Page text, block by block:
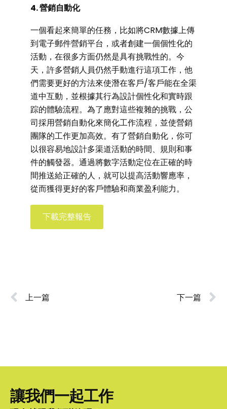
4. 營銷自動化
一個看起來簡單的任務，比如將CRM數據上傳
到電子郵件營銷平台，或者創建一個個性化的
活動，在很多方面仍然是具有挑戰性的。今
天，許多營銷人員仍然手動進行這項工作，他
們需要更好的方法來使潛在客戶/客戶能在全渠
道中互動，並根據其行為設計個性化和實時跟
踪的體驗流程。為了應對這些複雜的挑戰，公
司採用營銷自動化來簡化工作流程，並使營銷
團隊的工作更加高效。有了營銷自動化，你可
以很容易地設計多渠道活動的時間、規則和事
件的觸發器。通過將數字活動定位在正確的時
間推送給正確的人，就可以提高活動響應率，
從而獲得更好的客戶體驗和商業盈利能力。
下載完整報告
上一篇 下一篇
讓我們一起工作